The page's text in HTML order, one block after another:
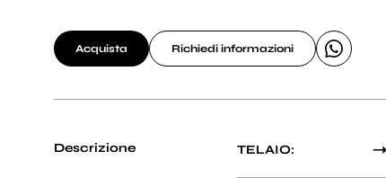
Acquista Richiedi informazioni
Descrizione TELAIO: